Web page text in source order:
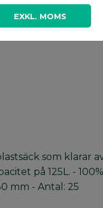
som klarar
på 125L. -
mm - Antal: 25
EXKL. MOMS